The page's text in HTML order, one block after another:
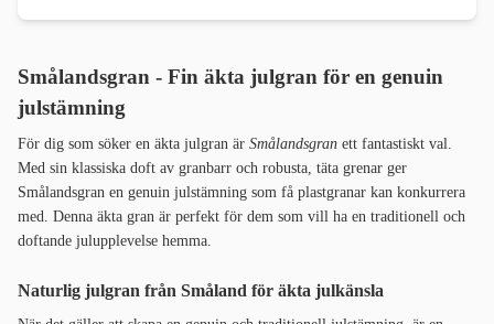
Smålandsgran - Fin äkta julgran för en genuin
julstämning
För dig som söker en äkta julgran är Smålandsgran ett fantastiskt val.
Med sin klassiska doft av granbarr och robusta, täta grenar ger
Smålandsgran en genuin julstämning som få plastgranar kan konkurrera
med. Denna äkta gran är perfekt för dem som vill ha en traditionell och
doftande julupplevelse hemma.
Naturlig julgran från Småland för äkta julkänsla